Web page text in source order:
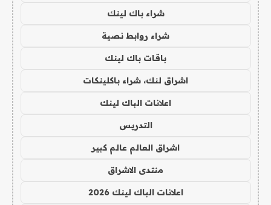
شراء باك لينك
شراء روابط نصية
باقات باك لينك
اشراق لنك، شراء باكلينكات
اعلانات الباك لينك
التدريس
اشراق العالم عالم كبير
منتدى الاشراق
اعلانات الباك لينك 2026